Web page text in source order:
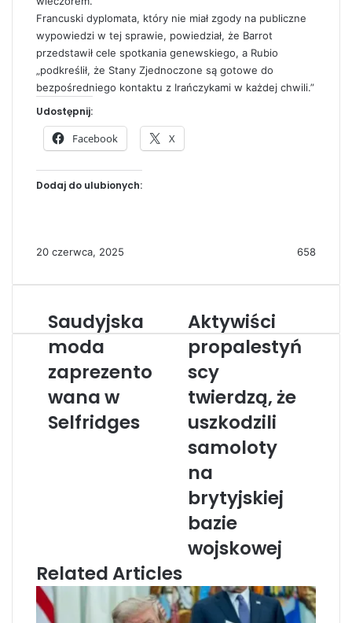
Francuski dyplomata, który nie miał zgody na publiczne
wypowiedzi w tej sprawie, powiedział, że Barrot
przedstawił cele spotkania genewskiego, a Rubio
„podkreślił, że Stany Zjednoczone są gotowe do
bezpośredniego kontaktu z Irańczykami w każdej chwili.”
Udostępnij:
Facebook X
Dodaj do ulubionych:
20 czerwca, 2025 658
S
a
u
d
y
j
s
k
r
e
z
Saudyjska
moda
zaprezento
wana w
Selfridges
A
k
y
w
i
ś
c
i
r
o
p
a
l
t
y
Aktywiści
propalestyń
scy
twierdzą, że
uszkodzili
samoloty
na
brytyjskiej
bazie
wojskowej
Related Articles